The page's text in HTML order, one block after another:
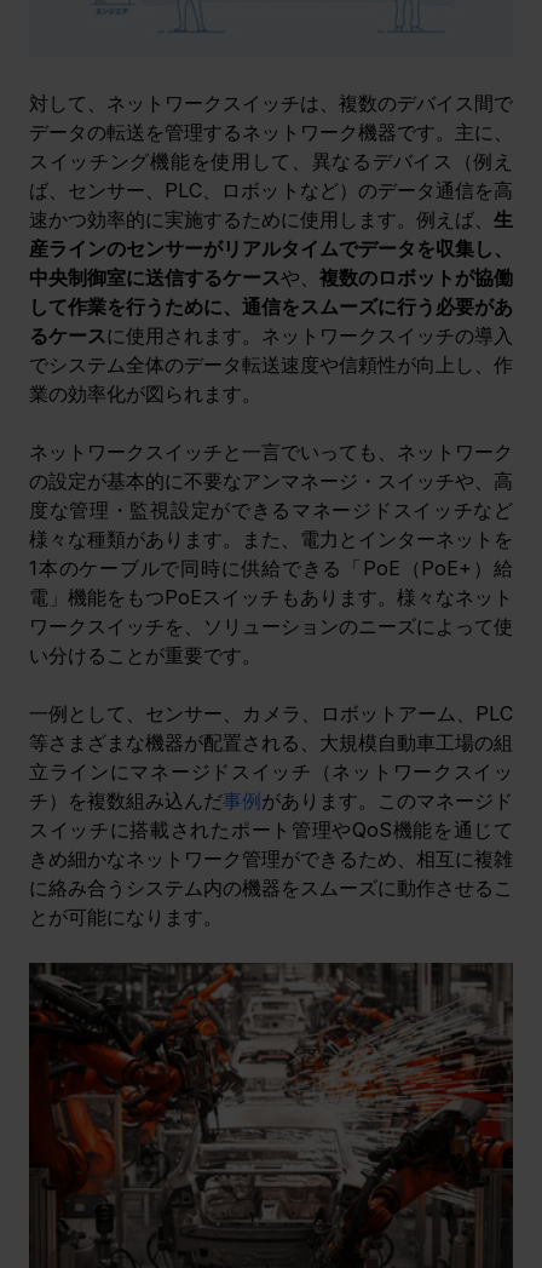
対して、ネットワークスイッチは、複数のデバイス間で
データの転送を管理するネットワーク機器です。主に、
スイッチング機能を使用して、異なるデバイス（例え
ば、センサー、PLC、ロボットなど）のデータ通信を高
速かつ効率的に実施するために使用します。例えば、 生
産ラインのセンサーがリアルタイムでデータを収集し、
中央制御室に送信するケースや、 複数のロボットが協働
して作業を行うために、通信をスムーズに行う必要があ
るケースに使用されます。ネットワークスイッチの導入
でシステム全体のデータ転送速度や信頼性が向上し、作
業の効率化が図られます。
ネットワークスイッチと一言でいっても、ネットワーク
の設定が基本的に不要なアンマネージ・スイッチや、高
度な管理・監視設定ができるマネージドスイッチなど
様々な種類があります。また、電力とインターネットを
1本のケーブルで同時に供給できる「PoE（PoE+）給
電」機能をもつPoEスイッチもあります。様々なネット
ワークスイッチを、ソリューションのニーズによって使
い分けることが重要です。
一例として、センサー、カメラ、ロボットアーム、PLC
等さまざまな機器が配置される、大規模自動車工場の組
立ラインにマネージドスイッチ（ネットワークスイッ
チ）を複数組み込んだ事例があります。このマネージド
スイッチに搭載されたポート管理やQoS機能を通じて
きめ細かなネットワーク管理ができるため、相互に複雑
に絡み合うシステム内の機器をスムーズに動作させるこ
とが可能になります。